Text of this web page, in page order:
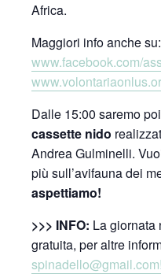
Africa.
Maggiori info anche su:
www.facebook.com/
Dalle 15:00 saremo
cassette nido
Andrea Gulminelli.
più sull’avifauna dei
aspettiamo!
>>> INFO: La giornata
gratuita, per altre
spinadello@gmail.com!